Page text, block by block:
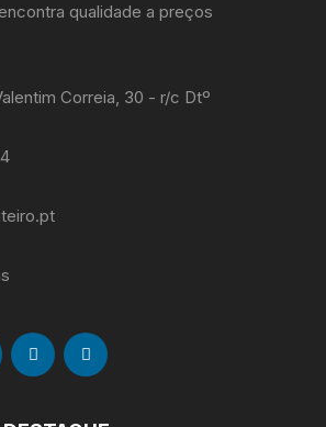
qualidade a preços
Correia, 30 - r/c Dtº